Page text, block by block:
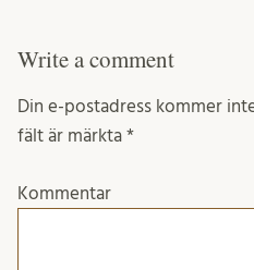
Write a comment
Din e-postadress kommer
fält är märkta *
Kommentar